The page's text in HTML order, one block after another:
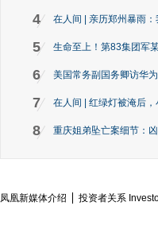
4 在人间 | 亲历郑州暴雨
5 生命至上！第83集团军
6 美国常务副国务卿访华
7 在人间 | 红绿灯被淹后
8 重庆姐弟坠亡案细节：
凤凰新媒体介绍 投资者关系